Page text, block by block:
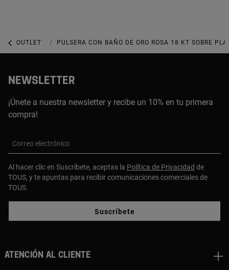
OUTLET OUTLET JOYERÍA
PULSERA CON BAÑO DE ORO ROSA 18 KT SOBRE
NEWSLETTER
¡Únete a nuestra newsletter y recibe un 10% en tu primera
compra!
Correo electrónico
Al hacer clic en Suscríbete, aceptas la Política de Privacidad de
TOUS, y te apuntas para recibir comunicaciones comerciales de
TOUS.
Suscríbete
Atención al cliente